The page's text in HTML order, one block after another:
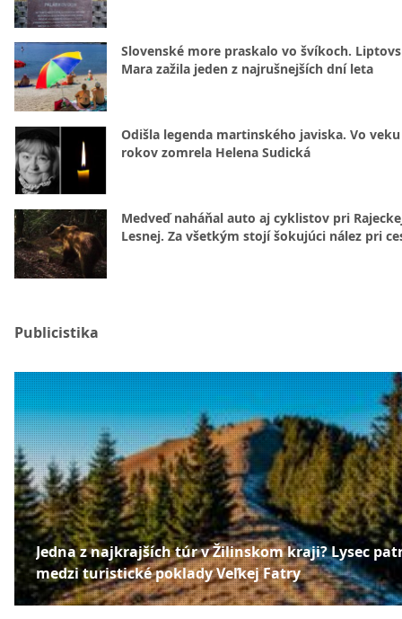
Slovenské more praskalo vo švíkoch.
Mara zažila jeden z najrušnejších dní leta
Odišla legenda martinského javiska. Vo veku
rokov zomrela Helena Sudická
Medveď naháňal auto aj cyklistov pri
Lesnej. Za všetkým stojí šokujúci nález pri
Publicistika
Jedna z najkrajších túr v Žilinskom kraji? Lysec
medzi turistické poklady Veľkej Fatry